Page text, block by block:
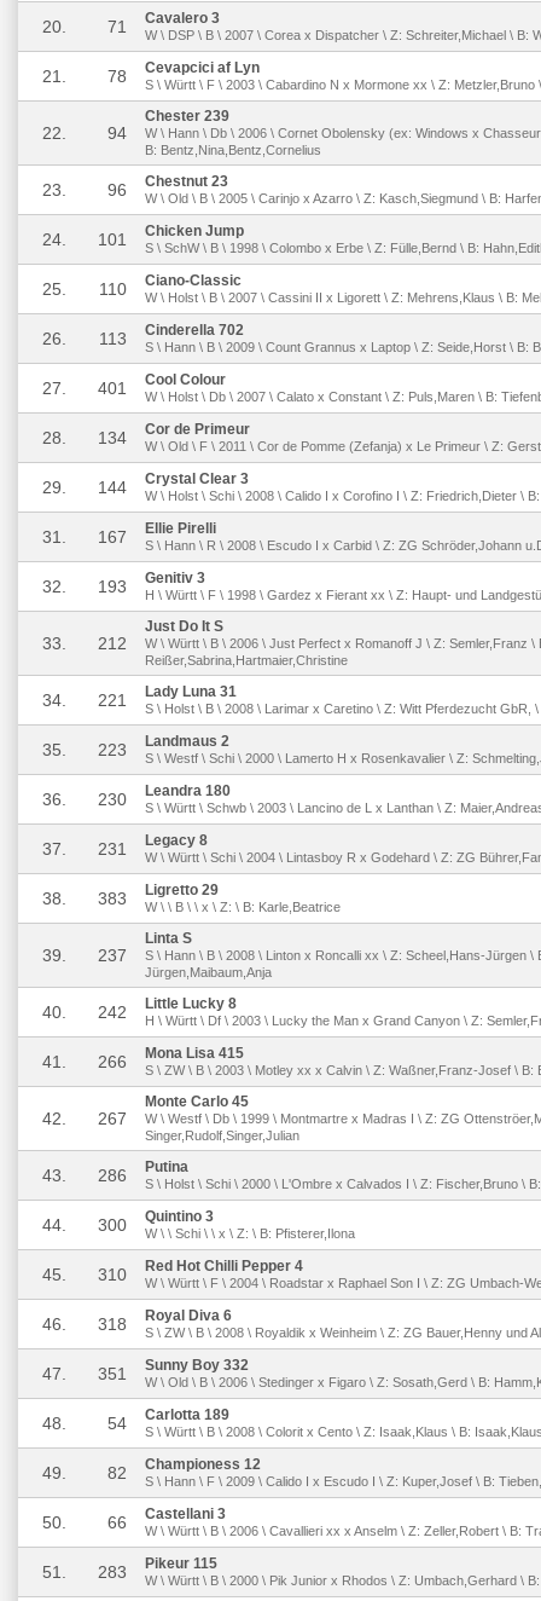
20. 71 Cavalero 3
W \ DSP \ B \ 2007 \ Corea x Dispatcher \ Z: Schreiter,Michael \ B:
21. 78 Cevapcici af Lyn
S \ Württ \ F \ 2003 \ Cabardino N x Mormone xx \ Z: Metzler,Bruno
22. 94
Chester 239
W \ Hann \ Db \ 2006 \ Cornet Obolensky (ex: Windows x
B: Bentz,Nina,Bentz,Cornelius
23. 96 Chestnut 23
W \ Old \ B \ 2005 \ Carinjo x Azarro \ Z: Kasch,Siegmund \ B:
24. 101 Chicken Jump
S \ SchW \ B \ 1998 \ Colombo x Erbe \ Z: Fülle,Bernd \ B:
25. 110 Ciano-Classic
W \ Holst \ B \ 2007 \ Cassini II x Ligorett \ Z: Mehrens,Klaus \ B:
26. 113 Cinderella 702
S \ Hann \ B \ 2009 \ Count Grannus x Laptop \ Z: Seide,Horst \ B:
27. 401 Cool Colour
W \ Holst \ Db \ 2007 \ Calato x Constant \ Z: Puls,Maren \ B:
28. 134 Cor de Primeur
W \ Old \ F \ 2011 \ Cor de Pomme (Zefanja) x Le Primeur \ Z:
29. 144 Crystal Clear 3
W \ Holst \ Schi \ 2008 \ Calido I x Corofino I \ Z: Friedrich,Dieter \
31. 167 Ellie Pirelli
S \ Hann \ R \ 2008 \ Escudo I x Carbid \ Z: ZG Schröder,Johann
32. 193 Genitiv 3
H \ Württ \ F \ 1998 \ Gardez x Fierant xx \ Z: Haupt- und
33. 212
Just Do It S
W \ Württ \ B \ 2006 \ Just Perfect x Romanoff J \ Z: Semler,Franz \
Reißer,Sabrina,Hartmaier,Christine
34. 221 Lady Luna 31
S \ Holst \ B \ 2008 \ Larimar x Caretino \ Z: Witt Pferdezucht GbR,
35. 223 Landmaus 2
S \ Westf \ Schi \ 2000 \ Lamerto H x Rosenkavalier \ Z:
36. 230 Leandra 180
S \ Württ \ Schwb \ 2003 \ Lancino de L x Lanthan \ Z:
37. 231 Legacy 8
W \ Württ \ Schi \ 2004 \ Lintasboy R x Godehard \ Z: ZG
38. 383 Ligretto 29
W \ \ B \ \ x \ Z: \ B: Karle,Beatrice
39. 237
Linta S
S \ Hann \ B \ 2008 \ Linton x Roncalli xx \ Z: Scheel,Hans-Jürgen \
Jürgen,Maibaum,Anja
40. 242 Little Lucky 8
H \ Württ \ Df \ 2003 \ Lucky the Man x Grand Canyon \ Z:
41. 266 Mona Lisa 415
S \ ZW \ B \ 2003 \ Motley xx x Calvin \ Z: Waßner,Franz-Josef \ B:
42. 267
Monte Carlo 45
W \ Westf \ Db \ 1999 \ Montmartre x Madras I \ Z: ZG
Singer,Rudolf,Singer,Julian
43. 286 Putina
S \ Holst \ Schi \ 2000 \ L'Ombre x Calvados I \ Z: Fischer,Bruno \
44. 300 Quintino 3
W \ \ Schi \ \ x \ Z: \ B: Pfisterer,Ilona
45. 310 Red Hot Chilli Pepper 4
W \ Württ \ F \ 2004 \ Roadstar x Raphael Son I \ Z: ZG Umbach-
46. 318 Royal Diva 6
S \ ZW \ B \ 2008 \ Royaldik x Weinheim \ Z: ZG Bauer,Henny und
47. 351 Sunny Boy 332
W \ Old \ B \ 2006 \ Stedinger x Figaro \ Z: Sosath,Gerd \ B:
48. 54 Carlotta 189
S \ Württ \ B \ 2008 \ Colorit x Cento \ Z: Isaak,Klaus \ B:
49. 82 Championess 12
S \ Hann \ F \ 2009 \ Calido I x Escudo I \ Z: Kuper,Josef \ B:
50. 66 Castellani 3
W \ Württ \ B \ 2006 \ Cavallieri xx x Anselm \ Z: Zeller,Robert \ B:
51. 283 Pikeur 115
W \ Württ \ B \ 2000 \ Pik Junior x Rhodos \ Z: Umbach,Gerhard \